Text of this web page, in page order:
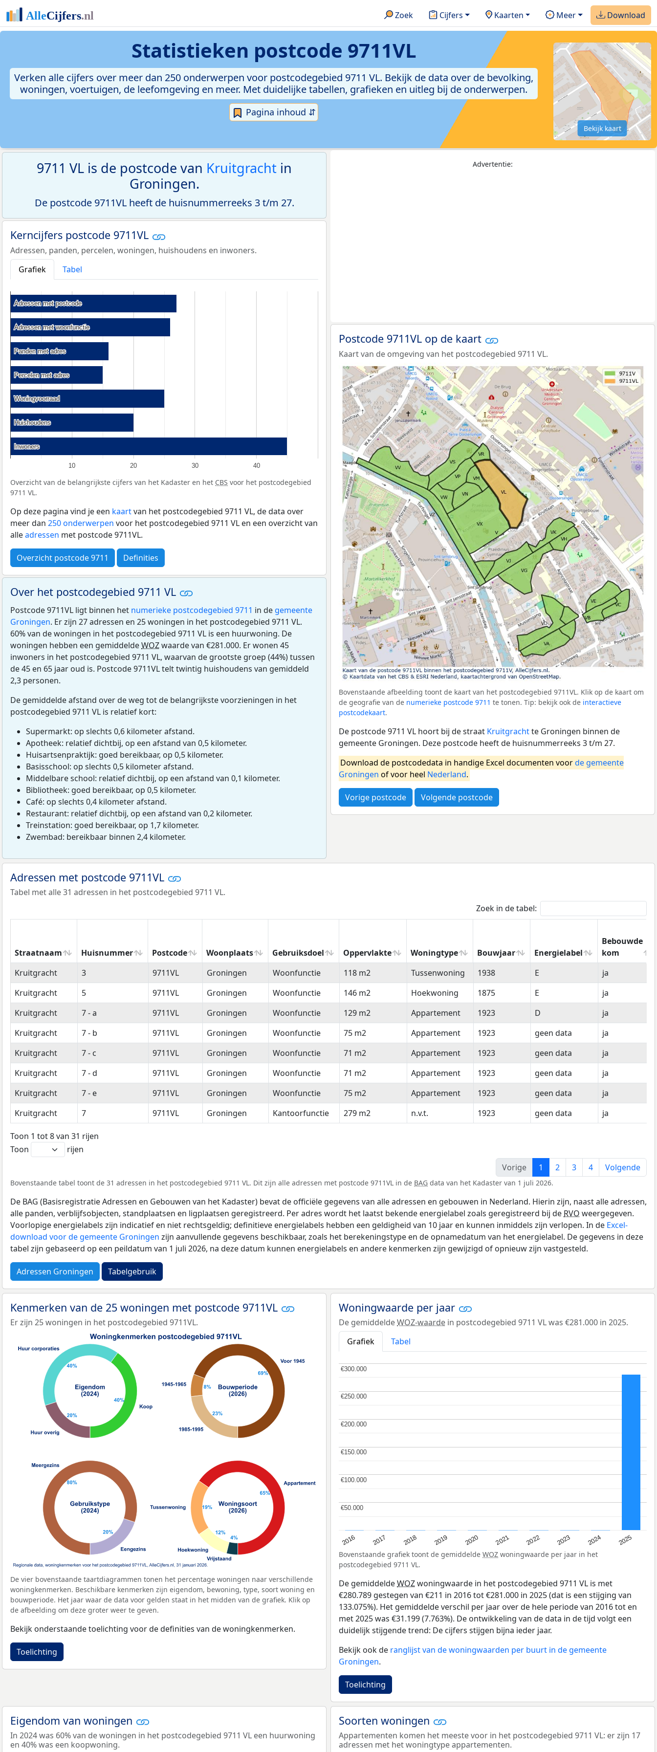
Zoek Cijfers Kaarten Meer Download
Statistieken postcode 9711VL
Verken alle cijfers over meer dan 250 onderwerpen voor postcodegebied 9711 VL. Bekijk de data over de bevolking,
woningen, voertuigen, de leefomgeving en meer. Met duidelijke tabellen, grafieken en uitleg bij de onderwerpen.
Pagina inhoud ⇵
Bekijk kaart
9711 VL is de postcode van Kruitgracht in
Groningen.
De postcode 9711VL heeft de huisnummerreeks 3 t/m 27.
Kerncijfers postcode 9711VL
Adressen, panden, percelen, woningen, huishoudens en inwoners.
Grafiek
Tabel
10 20 30 40
Adressen met postcode
Adressen met postcode
Adressen met woonfunctie
Adressen met woonfunctie
Panden met adres
Panden met adres
Percelen met adres
Percelen met adres
Woningvoorraad
Woningvoorraad
Huishoudens
Huishoudens
Inwoners
Inwoners
Overzicht van de belangrijkste cijfers van het Kadaster en het CBS voor het postcodegebied
9711 VL.
Op deze pagina vind je een kaartvan het postcodegebied 9711 VL, de data over
meer dan 250 onderwerpen voor het postcodegebied 9711 VL en een overzicht van
alleadressen met postcode 9711VL.
Overzicht postcode 9711 Definities
Over het postcodegebied 9711 VL
Postcode 9711VL ligt binnen het numerieke postcodegebied 9711 in de gemeente
Groningen. Er zijn 27 adressen en 25 woningen in het postcodegebied 9711 VL.
60% van de woningen in het postcodegebied 9711 VL is een huurwoning. De
woningen hebben een gemiddeldeWOZwaarde van €281.000. Er wonen 45
inwoners in het postcodegebied 9711 VL, waarvan de grootste groep (44%) tussen
de 45 en 65 jaar oud is. Postcode 9711VL telt twintig huishoudens van gemiddeld
2,3 personen.
De gemiddelde afstand over de weg tot de belangrijkste voorzieningen in het
postcodegebied 9711 VL is relatief kort:
Supermarkt: op slechts 0,6 kilometer afstand.
Apotheek: relatief dichtbij, op een afstand van 0,5 kilometer.
Huisartsenpraktijk: goed bereikbaar, op 0,5 kilometer.
Basisschool: op slechts 0,5 kilometer afstand.
Middelbare school: relatief dichtbij, op een afstand van 0,1 kilometer.
Bibliotheek: goed bereikbaar, op 0,5 kilometer.
Café: op slechts 0,4 kilometer afstand.
Restaurant: relatief dichtbij, op een afstand van 0,2 kilometer.
Treinstation: goed bereikbaar, op 1,7 kilometer.
Zwembad: bereikbaar binnen 2,4 kilometer.
Advertentie:
Postcode 9711VL op de kaart
Kaart van de omgeving van het postcodegebied 9711 VL.
Bovenstaande afbeelding toont de kaart van het postcodegebied 9711VL. Klik op de kaart om
de geografie van de numerieke postcode 9711 te tonen. Tip: bekijk ook de interactieve
postcodekaart.
De postcode 9711 VL hoort bij de straat Kruitgrachtte Groningen binnen de
gemeente Groningen. Deze postcode heeft de huisnummerreeks 3 t/m 27.
Download de postcodedata in handige Excel documenten voorde gemeente
Groningen of voor heel Nederland.
Vorige postcode Volgende postcode
Adressen met postcode 9711VL
Tabel met alle 31 adressen in het postcodegebied 9711 VL.
Zoek in de tabel:
Straatnaam Huisnummer Postcode Woonplaats Gebruiksdoel Oppervlakte Woningtype Bouwjaar Energielabel
Bebouwde
kom
Straatnaam
Huisnummer Postcode Woonplaats Gebruiksdoel Oppervlakte Woningtype Bouwjaar Energielabel
Bebouwde
kom
Kruitgracht 3 9711VL Groningen Woonfunctie 118 m2 Tussenwoning 1938 E
ja
Kruitgracht
5 9711VL Groningen Woonfunctie 146 m2 Hoekwoning 1875 E
ja
Kruitgracht
7 - a 9711VL Groningen Woonfunctie 129 m2 Appartement 1923 D
ja
Kruitgracht
7 - b 9711VL Groningen Woonfunctie 75 m2 Appartement 1923 geen data
ja
Kruitgracht
7 - c 9711VL Groningen Woonfunctie 71 m2 Appartement 1923 geen data
ja
Kruitgracht
7 - d 9711VL Groningen Woonfunctie 71 m2 Appartement 1923 geen data
ja
Kruitgracht
7 - e 9711VL Groningen Woonfunctie 75 m2 Appartement 1923 geen data
ja
Kruitgracht
7 9711VL Groningen Kantoorfunctie 279 m2 n.v.t. 1923 geen data ja
Toon 1 tot 8 van 31 rijen
Toon
rijen
Vorige
1 2 3 4 Volgende
Bovenstaande tabel toont de 31 adressen in het postcodegebied 9711 VL. Dit zijn alle adressen met postcode 9711VL in de BAG data van het Kadaster van 1 juli 2026.
De BAG (Basisregistratie Adressen en Gebouwen van het Kadaster) bevat de officiële gegevens van alle adressen en gebouwen in Nederland. Hierin zijn, naast alle adressen,
alle panden, verblijfsobjecten, standplaatsen en ligplaatsen geregistreerd. Per adres wordt het laatst bekende energielabel zoals geregistreerd bij de RVO weergegeven.
Voorlopige energielabels zijn indicatief en niet rechtsgeldig; definitieve energielabels hebben een geldigheid van 10 jaar en kunnen inmiddels zijn verlopen. In de Excel-
download voor de gemeente Groningen zijn aanvullende gegevens beschikbaar, zoals het berekeningstype en de opnamedatum van het energielabel. De gegevens in deze
tabel zijn gebaseerd op een peildatum van 1 juli 2026, na deze datum kunnen energielabels en andere kenmerken zijn gewijzigd of opnieuw zijn vastgesteld.
Adressen Groningen Tabelgebruik
Kenmerken van de 25 woningen met postcode 9711VL
Er zijn 25 woningen in het postcodegebied 9711VL.
De vier bovenstaande taartdiagrammen tonen het percentage woningen naar verschillende
woningkenmerken. Beschikbare kenmerken zijn eigendom, bewoning, type, soort woning en
bouwperiode. Het jaar waar de data voor gelden staat in het midden van de grafiek. Klik op
de afbeelding om deze groter weer te geven.
Bekijk onderstaande toelichting voor de definities van de woningkenmerken.
Toelichting
Woningwaarde per jaar
De gemiddeldeWOZ-waarde in postcodegebied 9711 VL was €281.000 in 2025.
Grafiek
Tabel
2016 2017 2018 2019 2020 2021 2022 2023 2024 2025
€50.000
€50.000
€100.000
€100.000
€150.000
€150.000
€200.000
€200.000
€250.000
€250.000
€300.000
€300.000
Bovenstaande grafiek toont de gemiddelde WOZ woningwaarde per jaar in het
postcodegebied 9711 VL.
De gemiddeldeWOZwoningwaarde in het postcodegebied 9711 VL is met
€280.789 gestegen van €211 in 2016 tot €281.000 in 2025 (dat is een stijging van
133.075%). Het gemiddelde verschil per jaar over de hele periode van 2016 tot en
met 2025 was €31.199 (7.763%). De ontwikkeling van de data in de tijd volgt een
duidelijk stijgende trend: De cijfers stijgen bijna ieder jaar.
Bekijk ook de ranglijst van de woningwaarden per buurt in de gemeente
Groningen.
Toelichting
Eigendom van woningen
In 2024 was 60% van de woningen in het postcodegebied 9711 VL een huurwoning
en 40% was een koopwoning.
Soorten woningen
Appartementen komen het meeste voor in het postcodegebied 9711 VL: er zijn 17
adressen met het woningtype appartementen.